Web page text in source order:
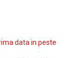
data in peste